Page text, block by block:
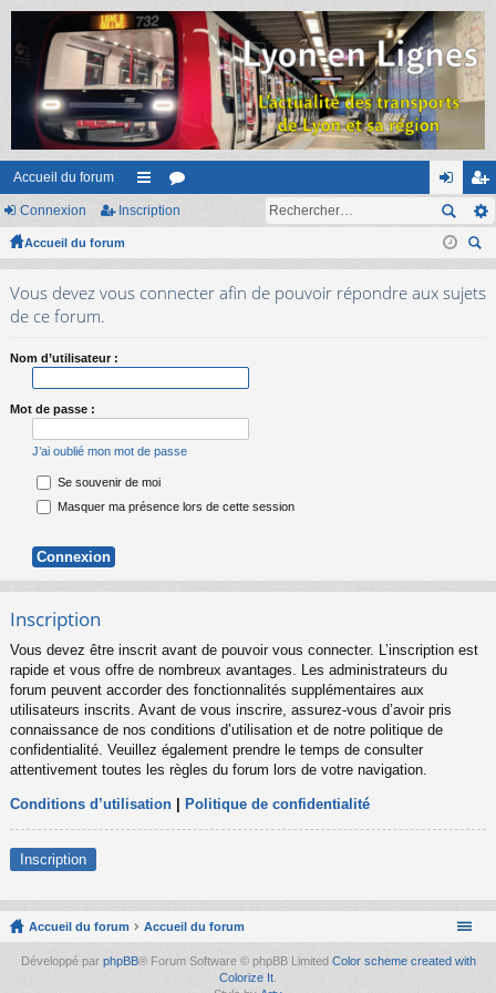
Accueil du forum
ac or on
ne
ns
cri
Connexion Inscription
Accueil du forum
ec
her
Vous devez vous connecter afin de pouvoir répondre aux sujets
de ce forum.
Nom d’utilisateur :
Mot de passe :
J’ai oublié mon mot de passe
Se souvenir de moi
Masquer ma présence lors de cette session
Inscription
Vous devez être inscrit avant de pouvoir vous connecter. L’inscription est
rapide et vous offre de nombreux avantages. Les administrateurs du
forum peuvent accorder des fonctionnalités supplémentaires aux
utilisateurs inscrits. Avant de vous inscrire, assurez-vous d’avoir pris
connaissance de nos conditions d’utilisation et de notre politique de
confidentialité. Veuillez également prendre le temps de consulter
attentivement toutes les règles du forum lors de votre navigation.
Conditions d’utilisation Politique de confidentialité
Inscription
Accueil du forum Accueil du forum
Développé par phpBB® Forum Software © phpBB Limited Color scheme created with
Colorize It.